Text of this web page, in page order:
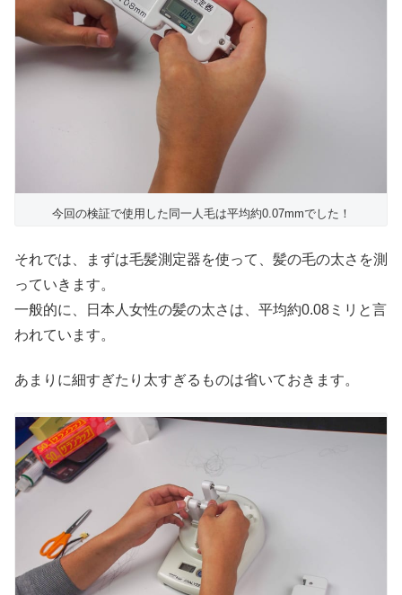
今回の検証で使用した同一人毛は平均約0.07mmでした！
それでは、まずは毛髪測定器を使って、髪の毛の太さを測
っていきます。
一般的に、日本人女性の髪の太さは、平均約0.08ミリと言
われています。
あまりに細すぎたり太すぎるものは省いておきます。